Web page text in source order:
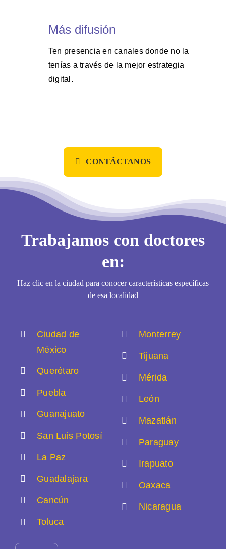
Más difusión
Ten presencia en canales donde no la
tenías a través de la mejor estrategia
digital.
CONTÁCTANOS
Trabajamos con doctores
en:
Haz clic en la ciudad para conocer características específicas
de esa localidad
Ciudad de
México
Querétaro
Puebla
Guanajuato
San Luis Potosí
La Paz
Guadalajara
Cancún
Toluca
Monterrey
Tijuana
Mérida
León
Mazatlán
Paraguay
Irapuato
Oaxaca
Nicaragua